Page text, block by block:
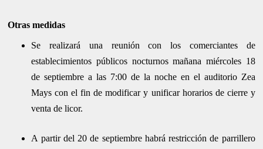
Otras medidas
Se realizará una reunión con los comerciantes de
establecimientos públicos nocturnos mañana miércoles 18
de septiembre a las 7:00 de la noche en el auditorio Zea
Mays con el fin de modificar y unificar horarios de cierre y
venta de licor.
A partir del 20 de septiembre habrá restricción de parrillero